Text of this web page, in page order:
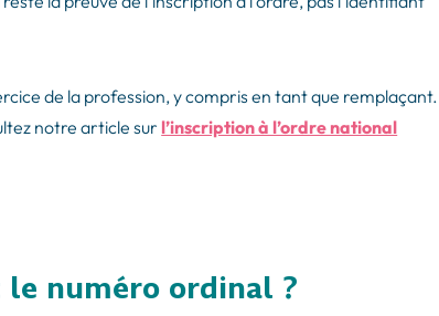
de la profession, y compris en tant que remplaçant.
notre article sur l’inscription à l’ordre national
numéro ordinal ?